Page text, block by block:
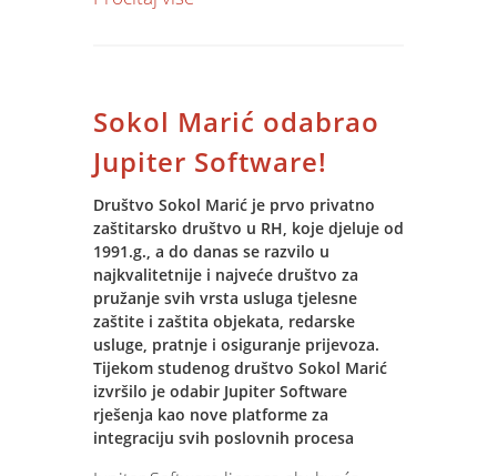
Jupiter Software korisnicima instalacija
granule dana je bez naknade.
Sokol Marić odabrao
Jupiter Software!
Društvo Sokol Marić je prvo privatno
zaštitarsko društvo u RH, koje djeluje od
1991.g., a do danas se razvilo u
najkvalitetnije i najveće društvo za
pružanje svih vrsta usluga tjelesne
zaštite i zaštita objekata, redarske
usluge, pratnje i osiguranje prijevoza.
Tijekom studenog društvo Sokol Marić
izvršilo je odabir Jupiter Software
rješenja kao nove platforme za
integraciju svih poslovnih procesa